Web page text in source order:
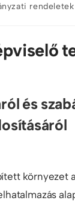
rendeletek
és
környezet